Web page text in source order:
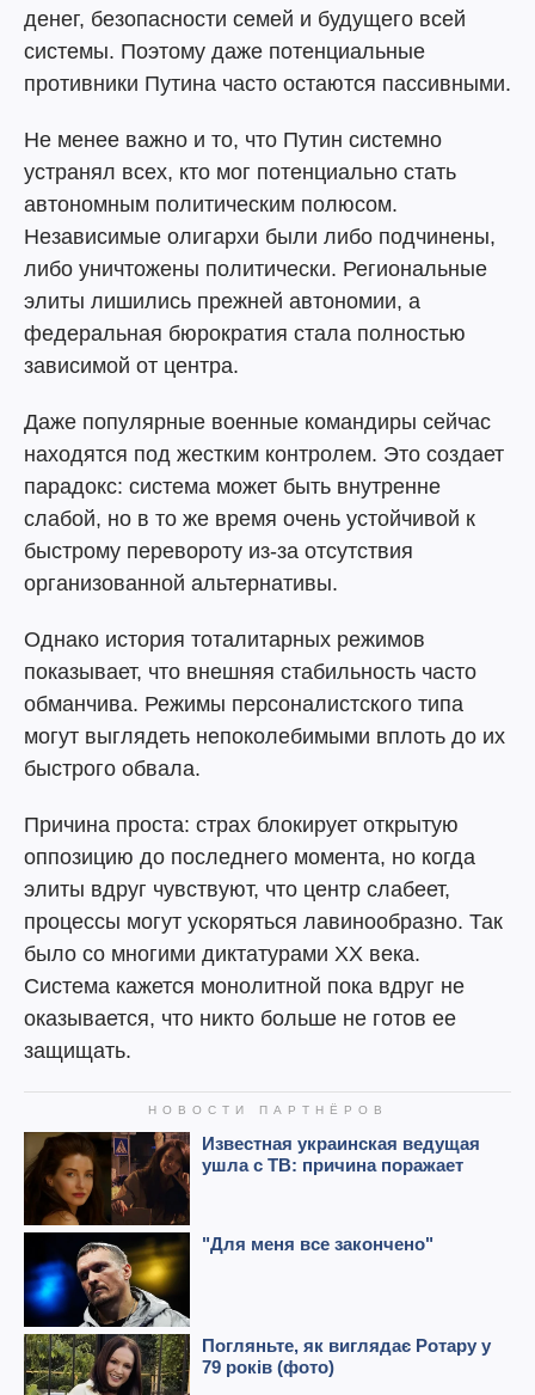
денег, безопасности семей и будущего всей
системы. Поэтому даже потенциальные
противники Путина часто остаются пассивными.
Не менее важно и то, что Путин системно
устранял всех, кто мог потенциально стать
автономным политическим полюсом.
Независимые олигархи были либо подчинены,
либо уничтожены политически. Региональные
элиты лишились прежней автономии, а
федеральная бюрократия стала полностью
зависимой от центра.
Даже популярные военные командиры сейчас
находятся под жестким контролем. Это создает
парадокс: система может быть внутренне
слабой, но в то же время очень устойчивой к
быстрому перевороту из-за отсутствия
организованной альтернативы.
Однако история тоталитарных режимов
показывает, что внешняя стабильность часто
обманчива. Режимы персоналистского типа
могут выглядеть непоколебимыми вплоть до их
быстрого обвала.
Причина проста: страх блокирует открытую
оппозицию до последнего момента, но когда
элиты вдруг чувствуют, что центр слабеет,
процессы могут ускоряться лавинообразно. Так
было со многими диктатурами XX века.
Система кажется монолитной пока вдруг не
оказывается, что никто больше не готов ее
защищать.